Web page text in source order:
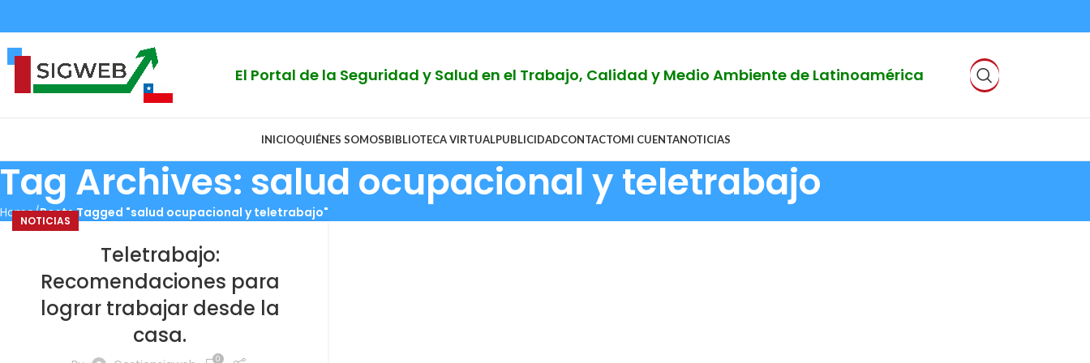
El Portal de la Seguridad y Salud en el Trabajo, Calidad y Medio Ambiente de Latinoamérica
INICIOQUIÉNES SOMOSBIBLIOTECA VIRTUALPUBLICIDADCONTACTOMI CUENTANOTICIAS
Tag Archives: salud ocupacional y teletrabajo
Home Posts Tagged "salud ocupacional y teletrabajo"
NOTICIAS
Teletrabajo:
Recomendaciones para
lograr trabajar desde la
casa.
0